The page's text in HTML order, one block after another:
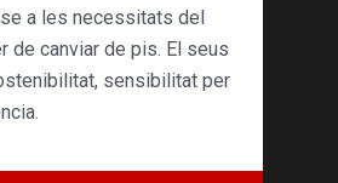
se a les necessitats del
de canviar de pis. El seus
sensibilitat per